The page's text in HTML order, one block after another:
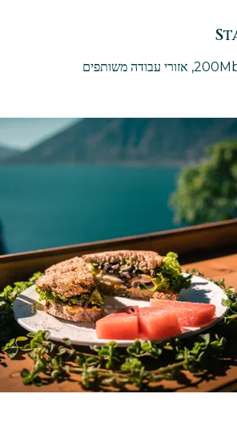
Starlink במהירות 200Mbps, אזורי עבודה משותפים